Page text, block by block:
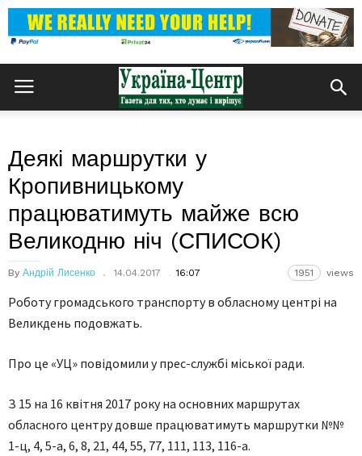
Деякі маршрутки у
Кропивницькому
працюватимуть майже всю
Великодню ніч (СПИСОК)
By Андрій Лисенко 14.04.2017 16:07 1951 views
Роботу громадського транспорту в обласному центрі на
Великдень подовжать.
Про це «УЦ» повідомили у прес-службі міської ради.
З 15 на 16 квітня 2017 року на основних маршрутах
обласного центру довше працюватимуть маршрутки №№
1-ц, 4, 5-а, 6, 8, 21, 44, 55, 77, 111, 113, 116-а.